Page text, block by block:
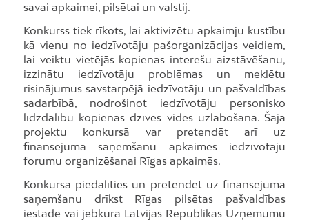
savai apkaimei, pilsētai un valstij.
Konkurss tiek rīkots, lai aktivizētu apkaimju kustību
kā vienu no iedzīvotāju pašorganizācijas veidiem,
lai veiktu vietējās kopienas interešu aizstāvēšanu,
izzinātu iedzīvotāju problēmas un meklētu
risinājumus savstarpējā iedzīvotāju un pašvaldības
sadarbībā, nodrošinot iedzīvotāju personisko
līdzdalību kopienas dzīves vides uzlabošanā. Šajā
projektu konkursā var pretendēt arī uz
finansējuma saņemšanu apkaimes iedzīvotāju
forumu organizēšanai Rīgas apkaimēs.
Konkursā piedalīties un pretendēt uz finansējuma
saņemšanu drīkst Rīgas pilsētas pašvaldības
iestāde vai jebkura Latvijas Republikas Uzņēmumu